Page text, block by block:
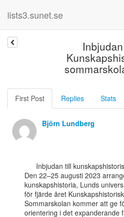
lists3.sunet.se
First Post Replies Stats
Björn Lundberg
Den 22–25 augusti 2023
kunskapshistoria, Lunds
för fjärde året
Sommarskolan kommer att ge
orientering i det expanderande